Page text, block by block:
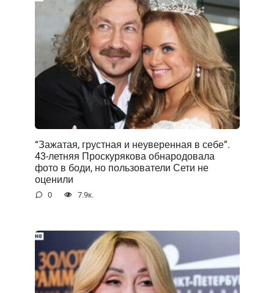
“Зажатая, грустная и неуверенная в себе”.
43-летняя Проскурякова обнародовала
фото в боди, но пользователи Сети не
оценили
0 7.9к.